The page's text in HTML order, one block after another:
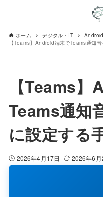
ホーム デジタル・IT
Android
【Teams】Android端末でTeams通知
【Teams
Teams通知
に設定する
2026年4月17日 2026年6月